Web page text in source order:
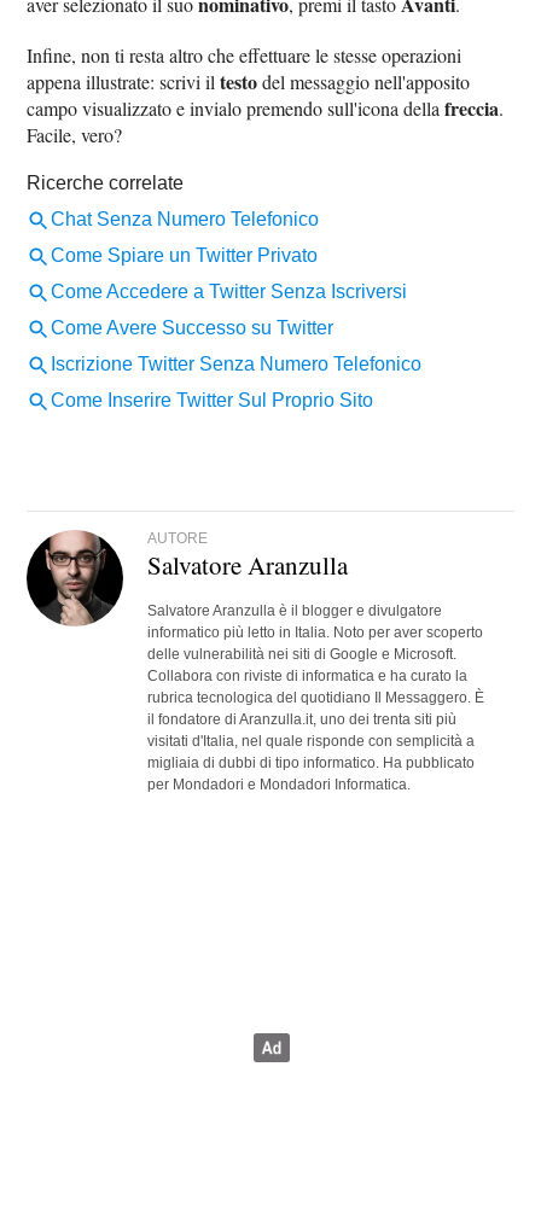
Infine, non ti resta altro che effettuare le stesse operazioni
appena illustrate: scrivi iltestodel messaggio nell'apposito
campo visualizzato e invialo premendo sull'icona dellafreccia.
Facile, vero?
AUTORE
Salvatore Aranzulla
Salvatore Aranzulla è il blogger e divulgatore
informatico più letto in Italia. Noto per aver scoperto
delle vulnerabilità nei siti di Google e Microsoft.
Collabora con riviste di informatica e ha curato la
rubrica tecnologica del quotidiano Il Messaggero. È
il fondatore di Aranzulla.it, uno dei trenta siti più
visitati d'Italia, nel quale risponde con semplicità a
migliaia di dubbi di tipo informatico. Ha pubblicato
per Mondadori e Mondadori Informatica.